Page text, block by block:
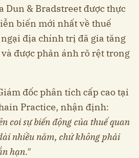
Dun & Bradstreet được thực
biến mới nhất về thuế
địa chính trị đã gia tăng
được phản ánh rõ rệt trong
đốc phân tích cấp cao tại
Practice, nhận định:
coi sự biến động của thuế quan
nhiều năm, chứ không phải
hạn."